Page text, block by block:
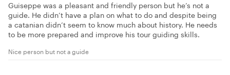
Guiseppe was a pleasant and friendly person but he’s not a
guide. He didn’t have a plan on what to do and despite being
a catanian didn’t seem to know much about history. He needs
to be more prepared and improve his tour guiding skills.
Nice person but not a guide